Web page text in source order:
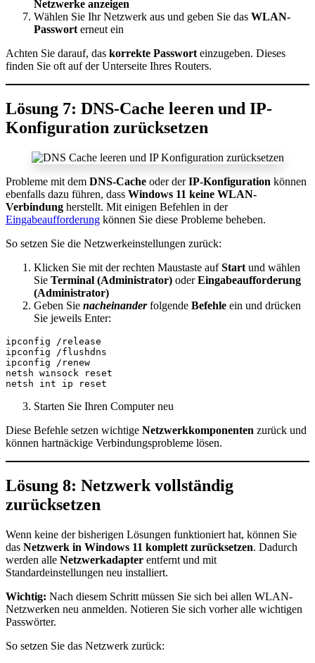
Netzwerke anzeigen
Wählen Sie Ihr Netzwerk aus und geben Sie das WLAN-
Passwort erneut ein
Achten Sie darauf, das korrekte Passwort einzugeben. Dieses
finden Sie oft auf der Unterseite Ihres Routers.
Lösung 7: DNS-Cache leeren und IP-
Konfiguration zurücksetzen
Probleme mit dem DNS-Cache oder derIP-Konfiguration können
ebenfalls dazu führen, dass Windows 11 keine WLAN-
Verbindung herstellt. Mit einigen Befehlen in der
Eingabeaufforderung können Sie diese Probleme beheben.
So setzen Sie die Netzwerkeinstellungen zurück:
Klicken Sie mit der rechten Maustaste aufStart und wählen
Sie Terminal (Administrator) oderEingabeaufforderung
(Administrator)
Geben Sie nacheinanderfolgende Befehle ein und drücken
Sie jeweils Enter:
ipconfig /release
ipconfig /flushdns
ipconfig /renew
netsh winsock reset
Starten Sie Ihren Computer neu
Diese Befehle setzen wichtige Netzwerkkomponenten zurück und
können hartnäckige Verbindungsprobleme lösen.
Lösung 8: Netzwerk vollständig
zurücksetzen
Wenn keine der bisherigen Lösungen funktioniert hat, können Sie
das Netzwerk in Windows 11 komplett zurücksetzen. Dadurch
werden alle Netzwerkadapter entfernt und mit
Standardeinstellungen neu installiert.
Wichtig: Nach diesem Schritt müssen Sie sich bei allen WLAN-
Netzwerken neu anmelden. Notieren Sie sich vorher alle wichtigen
Passwörter.
So setzen Sie das Netzwerk zurück: